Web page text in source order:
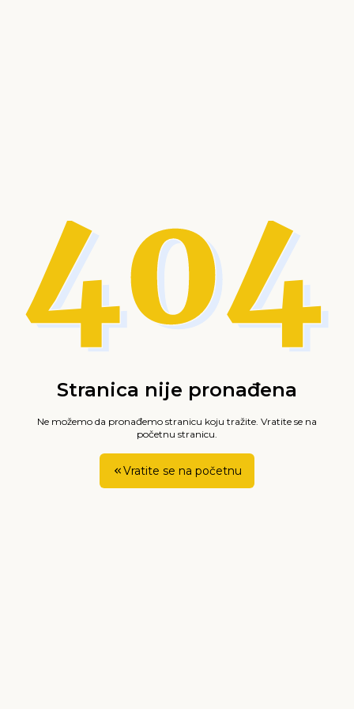
Stranica nije pronađena
Ne možemo da pronađemo stranicu koju tražite. Vratite se na
početnu stranicu.
Vratite se na početnu